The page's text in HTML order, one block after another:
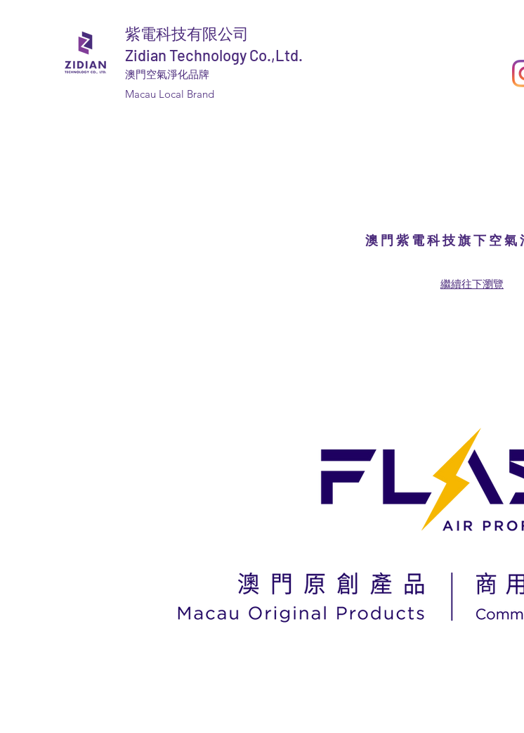
紫電科技有限公司
Zidian Technology Co.,Ltd.
澳門空氣淨化品牌
Macau Local Brand
澳 門 紫 電 科 技 旗 下 空 氣
繼續往下瀏覽